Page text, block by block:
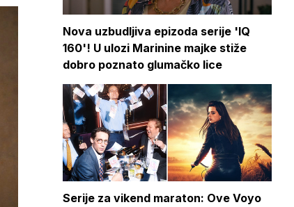
Nova uzbudljiva epizoda serije 'IQ
160'! U ulozi Marinine majke stiže
dobro poznato glumačko lice
Serije za vikend maraton: Ove Voyo